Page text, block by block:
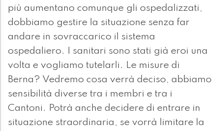
più aumentano comunque gli ospedalizzati,
dobbiamo gestire la situazione senza far
andare in sovraccarico il sistema
ospedaliero. I sanitari sono stati già eroi una
volta e vogliamo tutelarli. Le misure di
Berna? Vedremo cosa verrà deciso, abbiamo
sensibilità diverse tra i membri e tra i
Cantoni. Potrà anche decidere di entrare in
situazione straordinaria, se vorrà limitare la